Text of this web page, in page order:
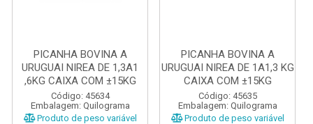
PICANHA BOVINA A
URUGUAI NIREA DE 1,3A1
,6KG CAIXA COM ±15KG
Código: 45634
Embalagem: Quilograma
Produto de peso variável
PICANHA BOVINA A
URUGUAI NIREA DE 1A1,3 KG
CAIXA COM ±15KG
Código: 45635
Embalagem: Quilograma
Produto de peso variável